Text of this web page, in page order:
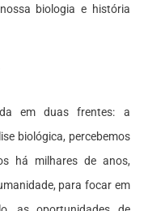
biologia e história
em duas frentes: a
biológica, percebemos
há milhares de anos,
para focar em